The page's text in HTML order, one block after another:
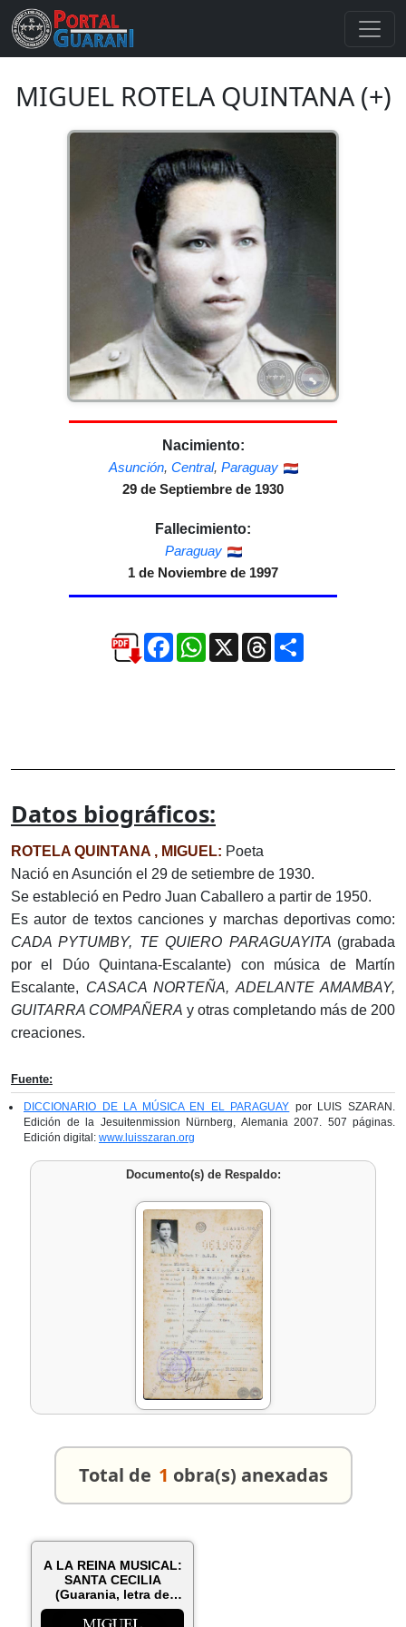
MIGUEL ROTELA QUINTANA (+)
Nacimiento:
Asunción, Central, Paraguay
29 de Septiembre de 1930
Fallecimiento:
Paraguay
1 de Noviembre de 1997
FacebookWhatsApp
X ThreadsCompartir
Datos biográficos:
ROTELA QUINTANA , MIGUEL: Poeta
Nació en Asunción el 29 de setiembre de 1930.
Se estableció en Pedro Juan Caballero a partir de 1950.
Es autor de textos canciones y marchas deportivas como:
CADA PYTUMBY, TE QUIERO PARAGUAYITA (grabada
por el Dúo Quintana-Escalante) con música de Martín
Escalante, CASACA NORTEÑA, ADELANTE AMAMBAY,
GUITARRA COMPAÑERA y otras completando más de 200
creaciones.
Fuente:
DICCIONARIO DE LA MÚSICA EN EL PARAGUAY por LUIS SZARAN.
Edición de la Jesuitenmission Nürnberg, Alemania 2007. 507 páginas.
Edición digital: www.luisszaran.org
Documento(s) de Respaldo:
Total de 1 obra(s) anexadas
A LA REINA MUSICAL:
SANTA CECILIA
(Guarania, letra de
MIGUEL ROTE...